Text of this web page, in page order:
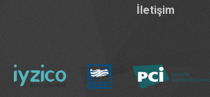
İletişim